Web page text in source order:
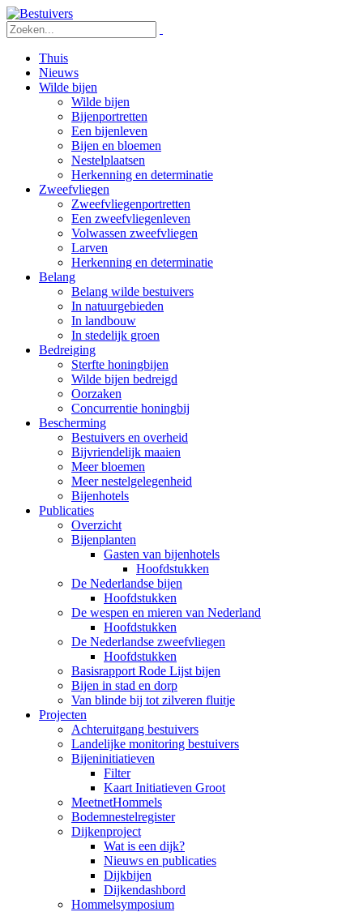
Thuis
Nieuws
Wilde bijen
Wilde bijen
Bijenportretten
Een bijenleven
Bijen en bloemen
Nestelplaatsen
Herkenning en determinatie
Zweefvliegen
Zweefvliegenportretten
Een zweefvliegenleven
Volwassen zweefvliegen
Larven
Herkenning en determinatie
Belang
Belang wilde bestuivers
In natuurgebieden
In landbouw
In stedelijk groen
Bedreiging
Sterfte honingbijen
Wilde bijen bedreigd
Oorzaken
Concurrentie honingbij
Bescherming
Bestuivers en overheid
Bijvriendelijk maaien
Meer bloemen
Meer nestelgelegenheid
Bijenhotels
Publicaties
Overzicht
Bijenplanten
Gasten van bijenhotels
Hoofdstukken
De Nederlandse bijen
Hoofdstukken
De wespen en mieren van Nederland
Hoofdstukken
De Nederlandse zweefvliegen
Hoofdstukken
Basisrapport Rode Lijst bijen
Bijen in stad en dorp
Van blinde bij tot zilveren fluitje
Projecten
Achteruitgang bestuivers
Landelijke monitoring bestuivers
Bijeninitiatieven
Filter
Kaart Initiatieven Groot
MeetnetHommels
Bodemnestelregister
Dijkenproject
Wat is een dijk?
Nieuws en publicaties
Dijkbijen
Dijkendashbord
Hommelsymposium